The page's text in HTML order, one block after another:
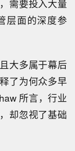
需要投入大量
层面的深度参
大多属于幕后
了为何众多早
所言，行业
却忽视了基础